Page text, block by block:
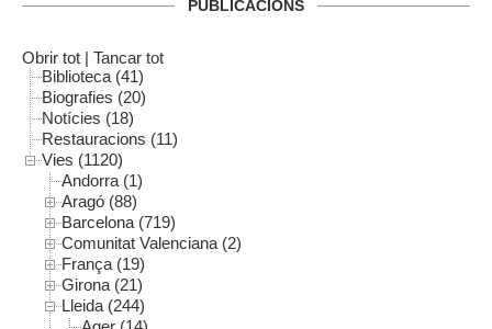
PUBLICACIONS
Obrir tot | Tancar tot
Biblioteca (41)
Biografies (20)
Notícies (18)
Restauracions (11)
Vies (1120)
Andorra (1)
Aragó (88)
Barcelona (719)
Comunitat Valenciana (2)
França (19)
Girona (21)
Lleida (244)